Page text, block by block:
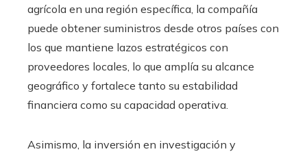
agrícola en una región específica, la compañía
puede obtener suministros desde otros países con
los que mantiene lazos estratégicos con
proveedores locales, lo que amplía su alcance
geográfico y fortalece tanto su estabilidad
financiera como su capacidad operativa.
Asimismo, la inversión en investigación y